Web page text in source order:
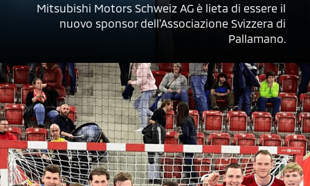
Mitsubishi Motors Schweiz AG è lieta di essere il
nuovo sponsor dell'Associazione Svizzera di
Pallamano.